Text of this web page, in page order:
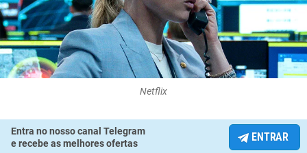
Netflix
Entra no nosso canal Telegram
e recebe as melhores ofertas
ENTRAR